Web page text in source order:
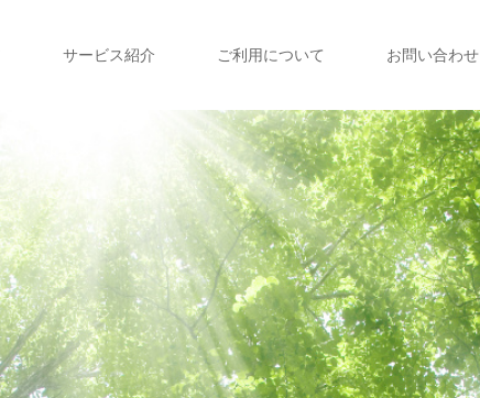
サービス紹介 ご利用について お問い合わせ